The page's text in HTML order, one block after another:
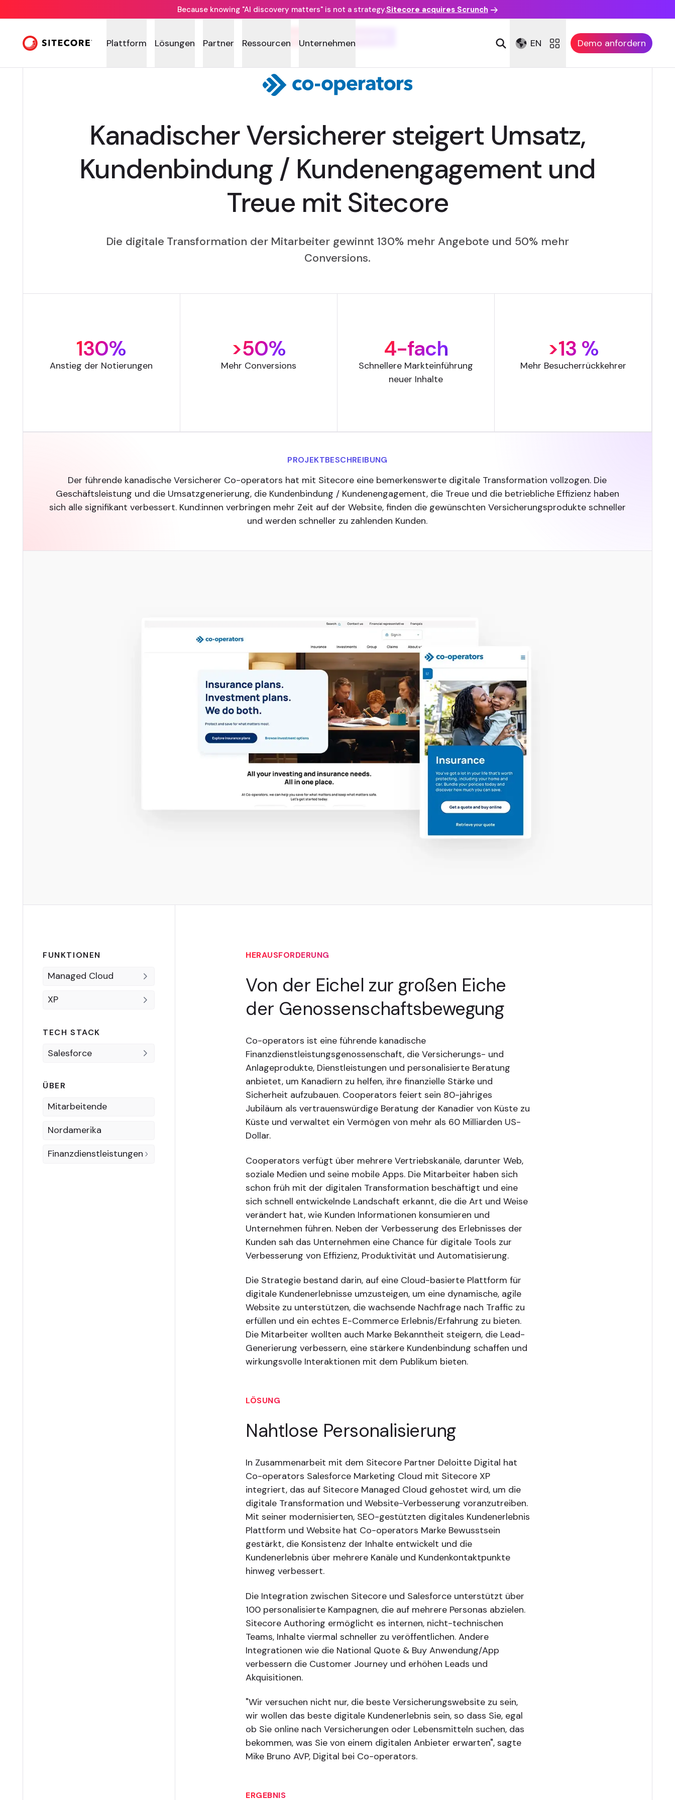
Because knowing "AI discovery matters" is not a strategy.Sitecore acquires Scrunch
Plattform Lösungen Partner Ressourcen Unternehmen EN Demo anfordern
Kanadischer Versicherer steigert Umsatz,
Kundenbindung / Kundenengagement und
Treue mit Sitecore
Die digitale Transformation der Mitarbeiter gewinnt 130% mehr Angebote und 50% mehr
Conversions.
130%
Anstieg der Notierungen
>50%
Mehr Conversions
4-fach
Schnellere Markteinführung
neuer Inhalte
>13 %
Mehr Besucherrückkehrer
PROJEKTBESCHREIBUNG
Der führende kanadische Versicherer Co-operators hat mit Sitecore eine bemerkenswerte digitale Transformation vollzogen. Die
Geschäftsleistung und die Umsatzgenerierung, die Kundenbindung / Kundenengagement, die Treue und die betriebliche Effizienz haben
sich alle signifikant verbessert. Kund:innen verbringen mehr Zeit auf der Website, finden die gewünschten Versicherungsprodukte schneller
und werden schneller zu zahlenden Kunden.
FUNKTIONEN
Managed Cloud
XP
TECH STACK
Salesforce
ÜBER
Mitarbeitende
Nordamerika
Finanzdienstleistungen
HERAUSFORDERUNG
Von der Eichel zur großen Eiche
der Genossenschaftsbewegung
Co-operators ist eine führende kanadische
Finanzdienstleistungsgenossenschaft, die Versicherungs- und
Anlageprodukte, Dienstleistungen und personalisierte Beratung
anbietet, um Kanadiern zu helfen, ihre finanzielle Stärke und
Sicherheit aufzubauen. Cooperators feiert sein 80-jähriges
Jubiläum als vertrauenswürdige Beratung der Kanadier von Küste zu
Küste und verwaltet ein Vermögen von mehr als 60 Milliarden US-
Dollar.
Cooperators verfügt über mehrere Vertriebskanäle, darunter Web,
soziale Medien und seine mobile Apps. Die Mitarbeiter haben sich
schon früh mit der digitalen Transformation beschäftigt und eine
sich schnell entwickelnde Landschaft erkannt, die die Art und Weise
verändert hat, wie Kunden Informationen konsumieren und
Unternehmen führen. Neben der Verbesserung des Erlebnisses der
Kunden sah das Unternehmen eine Chance für digitale Tools zur
Verbesserung von Effizienz, Produktivität und Automatisierung.
Die Strategie bestand darin, auf eine Cloud-basierte Plattform für
digitale Kundenerlebnisse umzusteigen, um eine dynamische, agile
Website zu unterstützen, die wachsende Nachfrage nach Traffic zu
erfüllen und ein echtes E-Commerce Erlebnis/Erfahrung zu bieten.
Die Mitarbeiter wollten auch Marke Bekanntheit steigern, die Lead-
Generierung verbessern, eine stärkere Kundenbindung schaffen und
wirkungsvolle Interaktionen mit dem Publikum bieten.
LÖSUNG
Nahtlose Personalisierung
In Zusammenarbeit mit dem Sitecore Partner Deloitte Digital hat
Co-operators Salesforce Marketing Cloud mit Sitecore XP
integriert, das auf Sitecore Managed Cloud gehostet wird, um die
digitale Transformation und Website-Verbesserung voranzutreiben.
Mit seiner modernisierten, SEO-gestützten digitales Kundenerlebnis
Plattform und Website hat Co-operators Marke Bewusstsein
gestärkt, die Konsistenz der Inhalte entwickelt und die
Kundenerlebnis über mehrere Kanäle und Kundenkontaktpunkte
hinweg verbessert.
Die Integration zwischen Sitecore und Salesforce unterstützt über
100 personalisierte Kampagnen, die auf mehrere Personas abzielen.
Sitecore Authoring ermöglicht es internen, nicht-technischen
Teams, Inhalte viermal schneller zu veröffentlichen. Andere
Integrationen wie die National Quote & Buy Anwendung/App
verbessern die Customer Journey und erhöhen Leads und
Akquisitionen.
"Wir versuchen nicht nur, die beste Versicherungswebsite zu sein,
wir wollen das beste digitale Kundenerlebnis sein, so dass Sie, egal
ob Sie online nach Versicherungen oder Lebensmitteln suchen, das
bekommen, was Sie von einem digitalen Anbieter erwarten", sagte
Mike Bruno AVP, Digital bei Co-operators.
ERGEBNIS